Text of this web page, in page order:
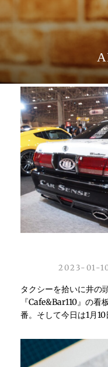
2023-01-
タクシーを拾いに井の
『Cafe&Bar110』の
番。そして今日は1月10